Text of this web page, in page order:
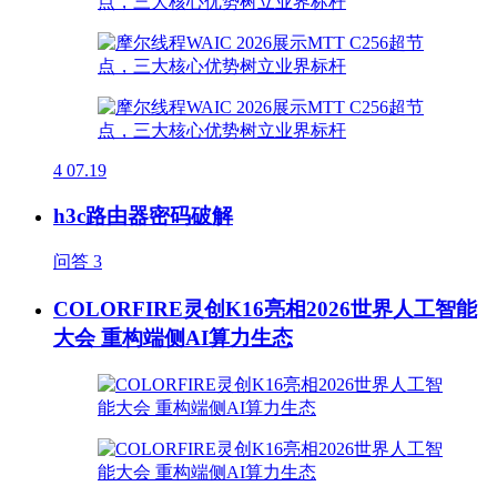
4 07.19
h3c路由器密码破解
问答 3
COLORFIRE灵创K16亮相2026世界人工智能
大会 重构端侧AI算力生态